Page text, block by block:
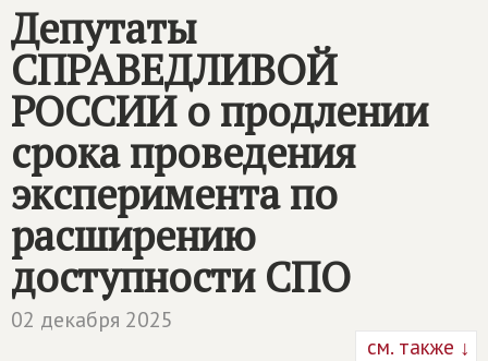
Депутаты
СПРАВЕДЛИВОЙ
РОССИИо продлении
срока проведения
эксперимента по
расширению
доступности СПО
02 декабря 2025
см. также ↓